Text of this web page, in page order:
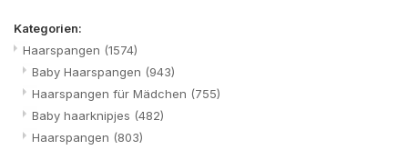
Kategorien:
Haarspangen (1574)
Baby Haarspangen (943)
Haarspangen für Mädchen (755)
Baby haarknipjes (482)
Haarspangen (803)